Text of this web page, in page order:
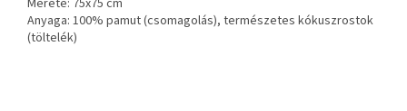
Mérete: 75x75 cm
Anyaga: 100% pamut (csomagolás), természetes kókuszrostok
(töltelék)